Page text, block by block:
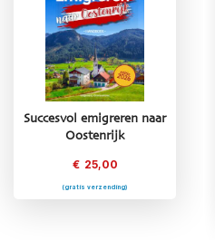
Succesvol emigreren naar
Oostenrijk
€ 25,00
(gratis verzending)
Succesvol emigreren naar
(gratis verzending)